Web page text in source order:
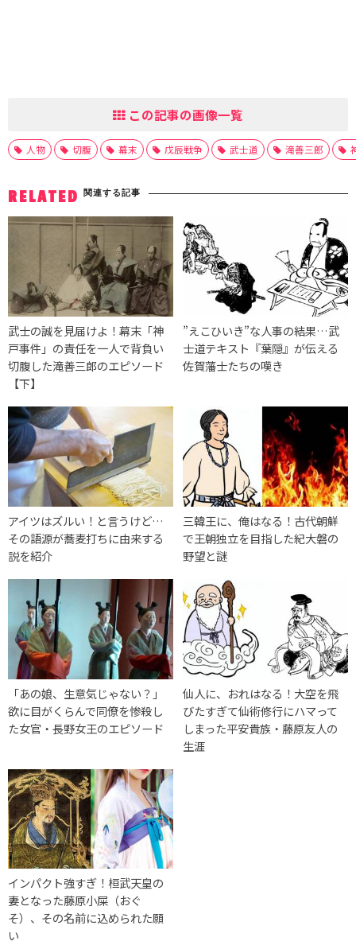
この記事の画像一覧
人物 切腹 幕末 戊辰戦争 武士道 滝善三郎
RELATED 関連する記事
武士の誠を見届けよ！幕末「神
戸事件」の責任を一人で背負い
切腹した滝善三郎のエピソード
【下】
”えこひいき”な人事の結果…武
士道テキスト『葉隠』が伝える
佐賀藩士たちの嘆き
アイツはズルい！と言うけど…
その語源が蕎麦打ちに由来する
説を紹介
三韓王に、俺はなる！古代朝鮮
で王朝独立を目指した紀大磐の
野望と謎
「あの娘、生意気じゃない？」
欲に目がくらんで同僚を惨殺し
た女官・長野女王のエピソード
仙人に、おれはなる！大空を飛
びたすぎて仙術修行にハマって
しまった平安貴族・藤原友人の
生涯
インパクト強すぎ！桓武天皇の
妻となった藤原小屎（おぐ
そ）、その名前に込められた願
い